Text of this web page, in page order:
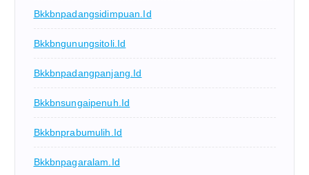
Bkkbnpadangsidimpuan.id
Bkkbngunungsitoli.id
Bkkbnpadangpanjang.id
Bkkbnsungaipenuh.id
Bkkbnprabumulih.id
Bkkbnpagaralam.id